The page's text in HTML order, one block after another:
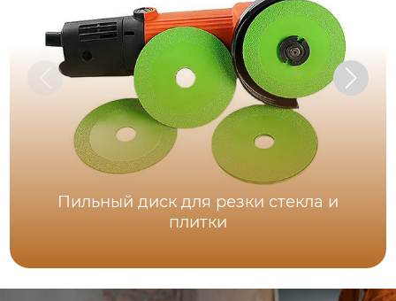
Пильный диск для резки стекла и
плитки